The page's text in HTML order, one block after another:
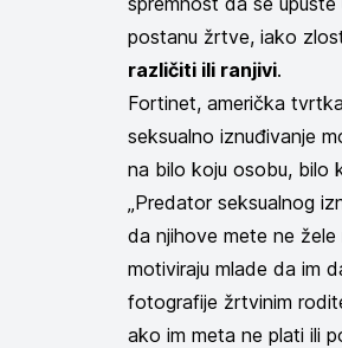
postanu žrtve, iako
različiti ili ranjivi.
Fortinet, američka
seksualno iznuđivanje
na bilo koju osobu, bilo
„Predator seksualnog
da njihove mete ne
motiviraju mlade da im
fotografije žrtvinim
ako im meta ne plati ili